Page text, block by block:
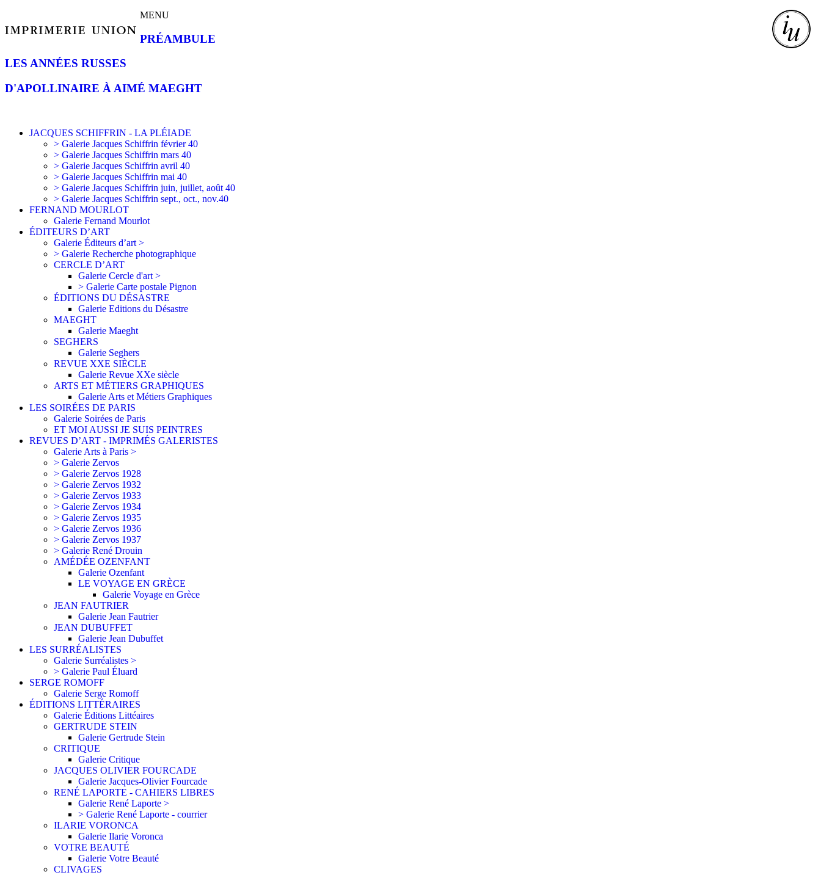
MENU
PRÉAMBULE
LES ANNÉES RUSSES
D'APOLLINAIRE À AIMÉ MAEGHT
JACQUES SCHIFFRIN - LA PLÉIADE
> Galerie Jacques Schiffrin février 40
> Galerie Jacques Schiffrin mars 40
> Galerie Jacques Schiffrin avril 40
> Galerie Jacques Schiffrin mai 40
> Galerie Jacques Schiffrin juin, juillet, août 40
> Galerie Jacques Schiffrin sept., oct., nov.40
FERNAND MOURLOT
Galerie Fernand Mourlot
ÉDITEURS D’ART
Galerie Éditeurs d’art >
> Galerie Recherche photographique
CERCLE D’ART
Galerie Cercle d'art >
> Galerie Carte postale Pignon
ÉDITIONS DU DÉSASTRE
Galerie Editions du Désastre
MAEGHT
Galerie Maeght
SEGHERS
Galerie Seghers
REVUE XXE SIÈCLE
Galerie Revue XXe siècle
ARTS ET MÉTIERS GRAPHIQUES
Galerie Arts et Métiers Graphiques
LES SOIRÉES DE PARIS
Galerie Soirées de Paris
ET MOI AUSSI JE SUIS PEINTRES
REVUES D’ART - IMPRIMÉS GALERISTES
Galerie Arts à Paris >
> Galerie Zervos
> Galerie Zervos 1928
> Galerie Zervos 1932
> Galerie Zervos 1933
> Galerie Zervos 1934
> Galerie Zervos 1935
> Galerie Zervos 1936
> Galerie Zervos 1937
> Galerie René Drouin
AMÉDÉE OZENFANT
Galerie Ozenfant
LE VOYAGE EN GRÈCE
Galerie Voyage en Grèce
JEAN FAUTRIER
Galerie Jean Fautrier
JEAN DUBUFFET
Galerie Jean Dubuffet
LES SURRÉALISTES
Galerie Surréalistes >
> Galerie Paul Éluard
SERGE ROMOFF
Galerie Serge Romoff
ÉDITIONS LITTÉRAIRES
Galerie Éditions Littéaires
GERTRUDE STEIN
Galerie Gertrude Stein
CRITIQUE
Galerie Critique
JACQUES OLIVIER FOURCADE
Galerie Jacques-Olivier Fourcade
RENÉ LAPORTE - CAHIERS LIBRES
Galerie René Laporte >
> Galerie René Laporte - courrier
ILARIE VORONCA
Galerie Ilarie Voronca
VOTRE BEAUTÉ
Galerie Votre Beauté
CLIVAGES